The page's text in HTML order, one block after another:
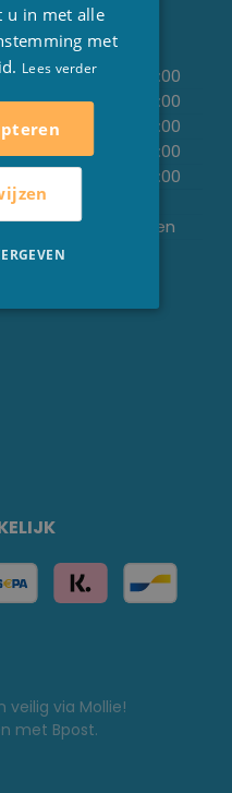
- 13:30
18:00
-12.00 13:30
18:00
-
18:00
-12.00 13:30
18:00
18:00
-13.00
Gesloten
veilig via Mollie!
met Bpost.
u in met alle
met
Lees verder